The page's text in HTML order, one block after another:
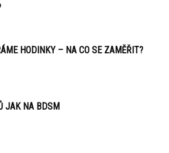
HODINKY – NA CO SE ZAMĚŘIT?
JAK NA BDSM